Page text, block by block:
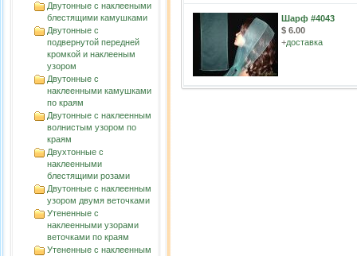
Двутонные с наклееными
блестящими камушками
Двутонные с
подвернутой передней
кромкой и наклееным
узором
Двутонные с
наклеенными камушками
по краям
Двутонные с наклеенным
волнистым узорoм по
краям
Двухтонные с
наклеенными
блестящими розами
Двутонные с наклеенным
узором двумя веточками
Утененные с
наклеенными узорами
веточками по краям
Утененные с наклеенным
Шарф #4043
$ 6.00
+доставка